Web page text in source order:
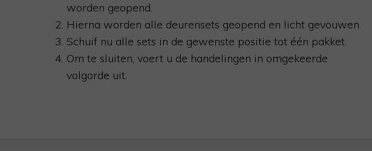
worden geopend.
Hierna worden alle deurensets geopend en licht gevouwen.
Schuif nu alle sets in de gewenste positie tot één pakket.
Om te sluiten, voert u de handelingen in omgekeerde
volgorde uit.